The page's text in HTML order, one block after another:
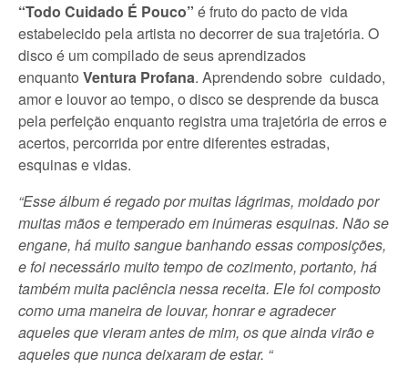
“Todo Cuidado É Pouco” é fruto do pacto de vida
estabelecido pela artista no decorrer de sua trajetória. O
disco é um compilado de seus aprendizados
enquanto Ventura Profana. Aprendendo sobre cuidado,
amor e louvor ao tempo, o disco se desprende da busca
pela perfeição enquanto registra uma trajetória de erros e
acertos, percorrida por entre diferentes estradas,
esquinas e vidas.
“Esse álbum é regado por muitas lágrimas, moldado por
muitas mãos e temperado em inúmeras esquinas. Não se
engane, há muito sangue banhando essas composições,
e foi necessário muito tempo de cozimento, portanto, há
também muita paciência nessa receita. Ele foi composto
como uma maneira de louvar, honrar e agradecer
aqueles que vieram antes de mim, os que ainda virão e
aqueles que nunca deixaram de estar. “